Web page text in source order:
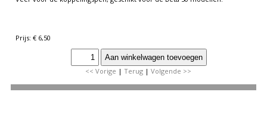
Prijs: € 6,50
<< Vorige |Terug |Volgende >>